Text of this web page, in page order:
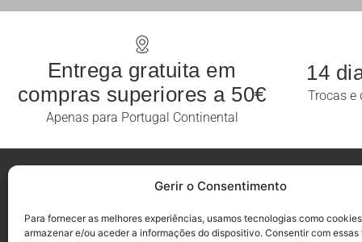
Gerir o Consentimento
Para fornecer as melhores experiências, usamos tecnologias como
armazenar e/ou aceder a informações do dispositivo. Consentir com
Entrega gratuita em
compras superiores a 50€
Apenas para Portugal Continental
14
Trocas e
TROCAS E DEVOLUÇÕES
CONTACTA-NOS